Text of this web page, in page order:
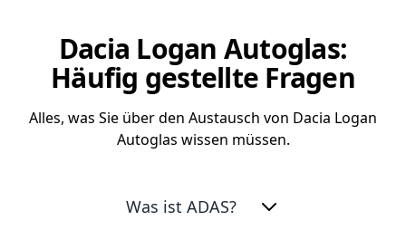
Dacia Logan Autoglas:
Häufig gestellte Fragen
Alles, was Sie über den Austausch von Dacia Logan
Autoglas wissen müssen.
Was ist ADAS?